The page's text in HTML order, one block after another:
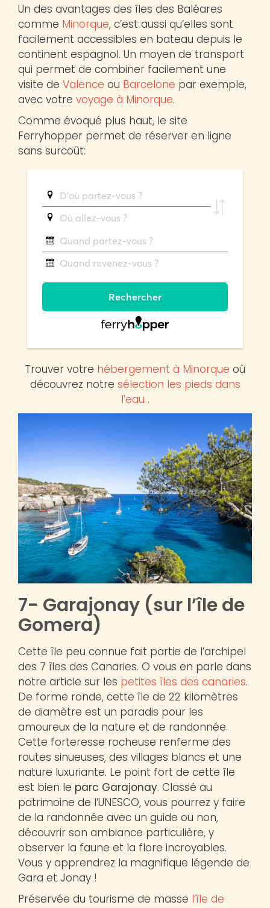
Un des avantages des îles des Baléares
comme Minorque, c’est aussi qu’elles sont
facilement accessibles en bateau depuis le
continent espagnol. Un moyen de transport
qui permet de combiner facilement une
visite de Valence ou Barcelone par exemple,
avec votre voyage à Minorque.
Comme évoqué plus haut, le site
Ferryhopper permet de réserver en ligne
sans surcoût:
Trouver votre hébergement à Minorque où
découvrez notre sélection les pieds dans
l’eau .
7- Garajonay (sur l’île de
Gomera)
Cette île peu connue fait partie de l’archipel
des 7 îles des Canaries. O vous en parle dans
notre article sur les petites îles des canaries.
De forme ronde, cette île de 22 kilomètres
de diamètre est un paradis pour les
amoureux de la nature et de randonnée.
Cette forteresse rocheuse renferme des
routes sinueuses, des villages blancs et une
nature luxuriante. Le point fort de cette île
est bien le parc Garajonay. Classé au
patrimoine de l’UNESCO, vous pourrez y faire
de la randonnée avec un guide ou non,
découvrir son ambiance particulière, y
observer la faune et la flore incroyables.
Vous y apprendrez la magnifique légende de
Gara et Jonay !
Préservée du tourisme de masse l’île de